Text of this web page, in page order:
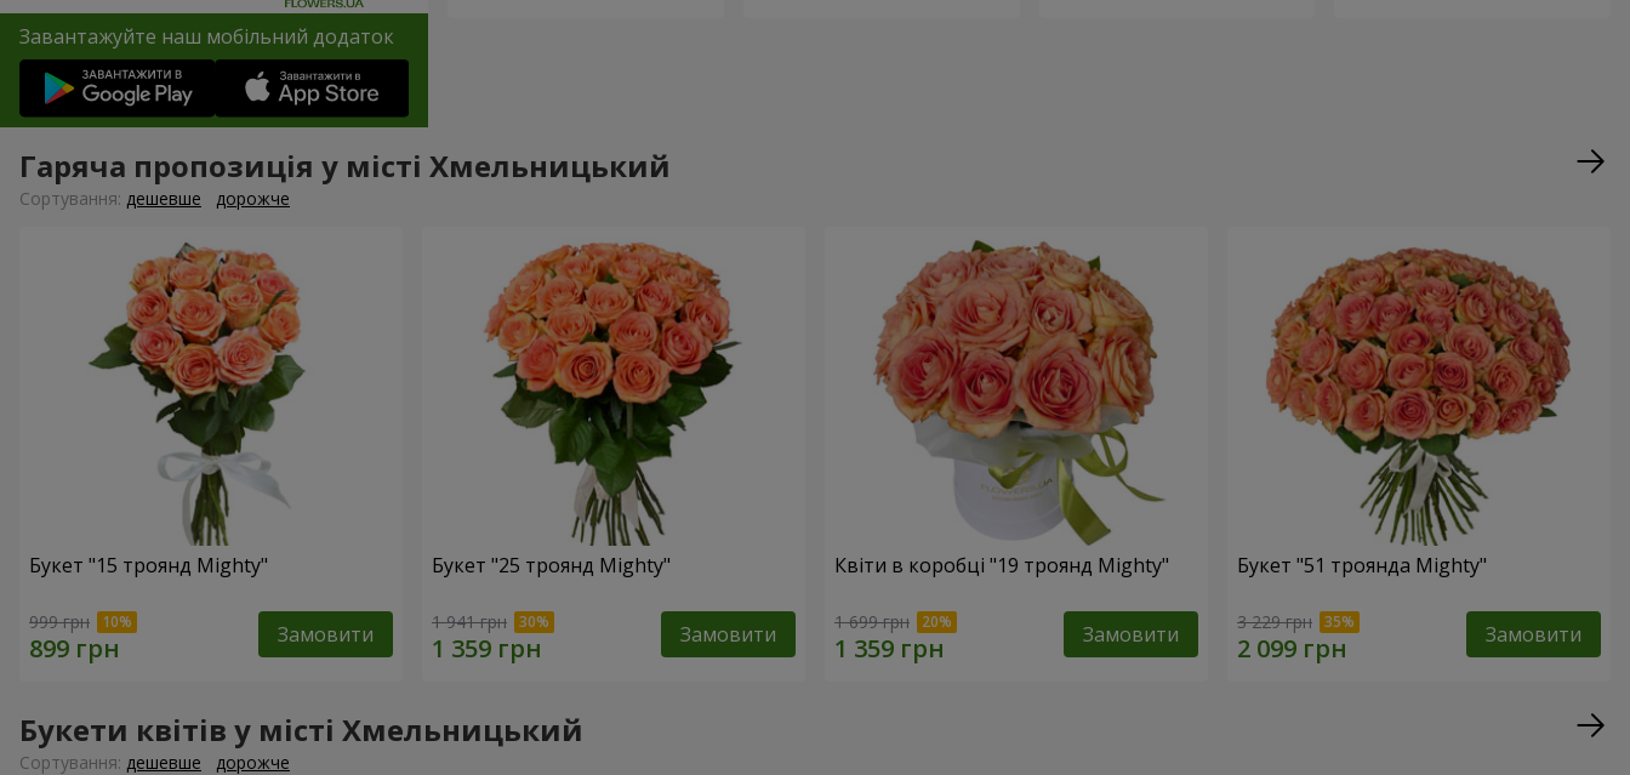
Завантажуйте наш мобільний додаток
Гаряча пропозиція у місті Хмельницький
Сортування: дешевше дорожче
Букет "15 троянд Mighty"
999 грн Замовити
Букет "25 троянд Mighty"
1 941 грн Замовити
Квіти в коробці "19 троянд Mighty"
1 699 грн Замовити
Букет "51 троянда Mighty"
3 229 грн Замовити
Букети квітів у місті Хмельницький
Сортування: дешевше дорожче